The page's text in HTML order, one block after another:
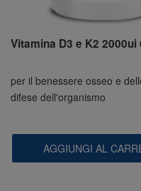
Vitamina D3 e K2 2000ui
per il benessere osseo e
difese dell'organismo
AGGIUNGI AL